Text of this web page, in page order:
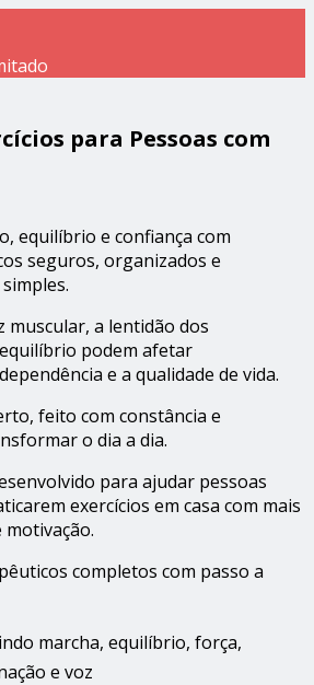
para Pessoas com
equilíbrio e confiança com
seguros, organizados e
muscular, a lentidão dos
podem afetar
e a qualidade de vida.
feito com constância e
o dia a dia.
para ajudar pessoas
exercícios em casa com mais
motivação.
completos com passo a
marcha, equilíbrio, força,
e voz